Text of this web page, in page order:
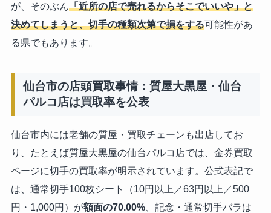
が、そのぶん「近所の店で売れるからそこでいいや」と
決めてしまうと、切手の種類次第で損をする可能性があ
る県でもあります。
仙台市の店頭買取事情：質屋大黒屋・仙台
パルコ店は買取率を公表
仙台市内には老舗の質屋・買取チェーンも出店してお
り、たとえば質屋大黒屋の仙台パルコ店では、金券買取
ページに切手の買取率が明示されています。公式表記で
は、通常切手100枚シート（10円以上／63円以上／500
円・1,000円）が額面の70.00%、記念・通常切手バラは